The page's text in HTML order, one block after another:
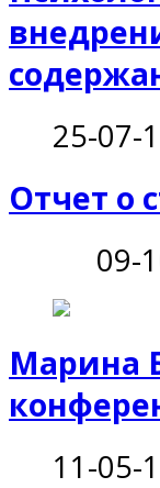
25-07-
Отчет о
09-
Марина
11-05-